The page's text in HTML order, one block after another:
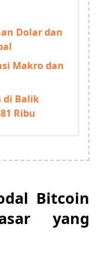
Dolar dan
Makro dan
di Balik
Ribu
Bitcoin
yang